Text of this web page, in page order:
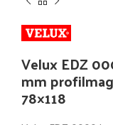
Velux EDZ
mm
78×118